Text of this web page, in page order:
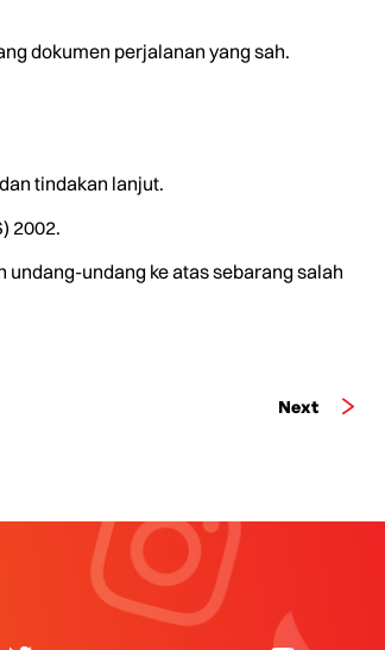
dokumen perjalanan yang sah.
tindakan lanjut.
2002.
undang ke atas sebarang salah
Next